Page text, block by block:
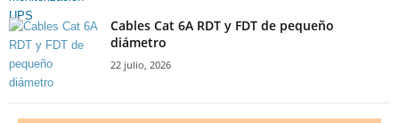
Cables Cat 6A RDT y FDT de pequeño
diámetro
22 julio, 2026